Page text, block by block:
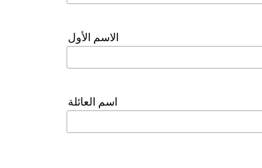
الاسم الأول
اسم العائلة